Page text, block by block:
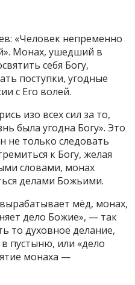
«Человек непременно
Монах, ушедший в
себя Богу,
поступки, угодные
с Его волей.
изо всех сил за то,
была угодна Богу». Это
не только следовать
к Богу, желая
словами, монах
делами Божьими.
мёд, монах,
дело Божие», — так
то духовное делание,
пустыню, или «дело
монаха —